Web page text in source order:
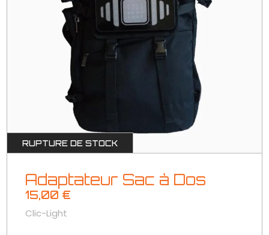
RUPTURE DE STOCK
Adaptateur Sac à Dos
15,00 €
Clic-Light